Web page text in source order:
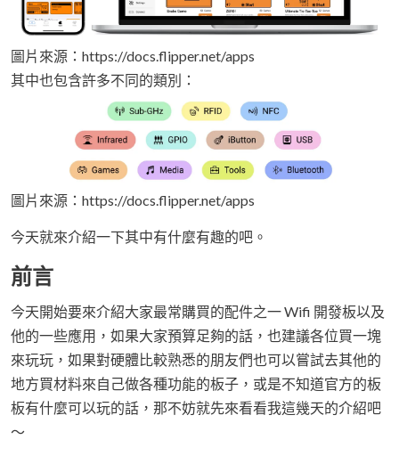
圖片來源：https://docs.flipper.net/apps
其中也包含許多不同的類別：
圖片來源：https://docs.flipper.net/apps
今天就來介紹一下其中有什麼有趣的吧。
前言
今天開始要來介紹大家最常購買的配件之一 Wifi 開發板以及
他的一些應用，如果大家預算足夠的話，也建議各位買一塊
來玩玩，如果對硬體比較熟悉的朋友們也可以嘗試去其他的
地方買材料來自己做各種功能的板子，或是不知道官方的板
板有什麼可以玩的話，那不妨就先來看看我這幾天的介紹吧
～